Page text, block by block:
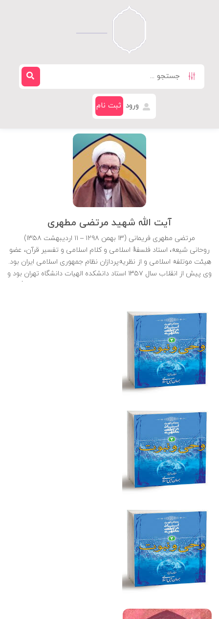
ورود ثبت نام
آیت الله شهید مرتضی مطهری
مرتضی مطهری فریمانی (۱۳ بهمن ۱۲۹۸ – ۱۱ اردیبهشت ۱۳۵۸)
روحانی شیعه، استاد فلسفهٔ اسلامی و کلام اسلامی و تفسیر قرآن، عضو
هیئت موتلفه اسلامی و از نظریه‌پردازان نظام جمهوری اسلامی ایران بود.
وی پیش از انقلاب سال ۱۳۵۷ استاد دانشکده الهیات دانشگاه تهران بود و
اسلامی ایران از وی با عنوان «معلم شهید» یاد می‌شود. مرتضی مطهری در
منزل یدالله سحابی به همراه گروهی از رجال سیاسی انقلابی، در تاریکی
شب و هنگام خروج از محل جلسه در کوچه پارک امین الدوله، هدف گلولهٔ
یکی از افراد گروه فرقان قرار گرفت و پس از انتقال به بیمارستان طرفه
درگذشت.
فیلم کامل
فیلم کامل
فیلم کامل